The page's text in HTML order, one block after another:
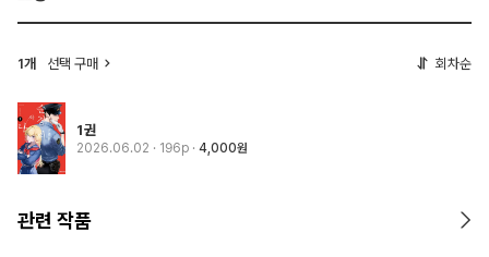
1개 선택 구매 회차순
1권
2026.06.02 · 196p 4,000원
관련 작품